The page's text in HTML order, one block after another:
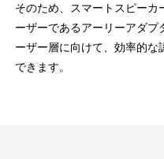
そのため、スマートスピーカ
ーザーであるアーリーアダプ
ーザー層に向けて、効率的
できます。